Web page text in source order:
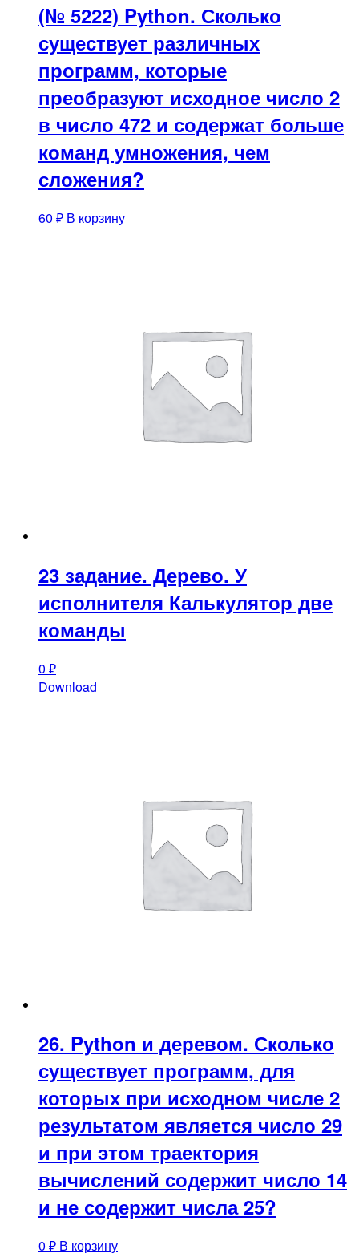
(№ 5222) Python. Сколько
существует различных
программ, которые
преобразуют исходное число 2
в число 472 и содержат больше
команд умножения, чем
сложения?
60 ₽ В корзину
23 задание. Дерево. У
исполнителя Калькулятор две
команды
0 ₽
Download
26. Python и деревом. Сколько
существует программ, для
которых при исходном числе 2
результатом является число 29
и при этом траектория
вычислений содержит число 14
и не содержит числа 25?
0 ₽ В корзину